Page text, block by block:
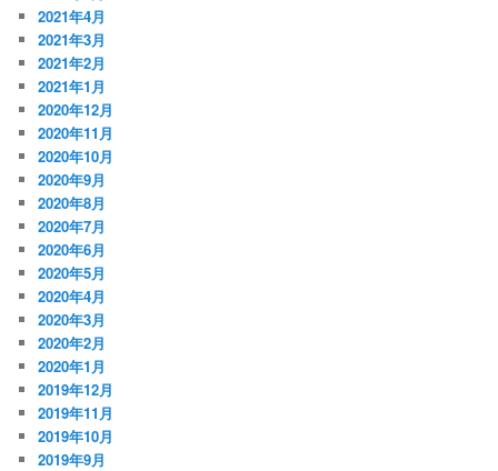
2021年4月
2021年3月
2021年2月
2021年1月
2020年12月
2020年11月
2020年10月
2020年9月
2020年8月
2020年7月
2020年6月
2020年5月
2020年4月
2020年3月
2020年2月
2020年1月
2019年12月
2019年11月
2019年10月
2019年9月